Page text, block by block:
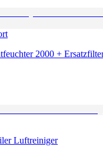
2000 +
Luftreiniger